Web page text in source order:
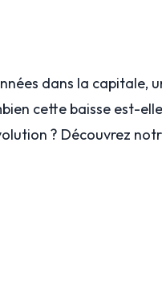
dans la capitale,
cette baisse est-
? Découvrez